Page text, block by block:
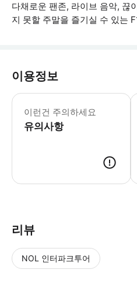
다채로운 팬존, 라이브 음악, 끊
지 못할 주말을 즐기실 수 있는
이용정보
이런건 주의하세요
유의사항
*
리뷰
NOL 인터파크투어